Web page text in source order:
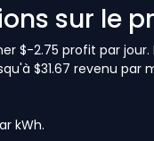
sur le
2.75 profit par
$31.67 revenu par
kWh.